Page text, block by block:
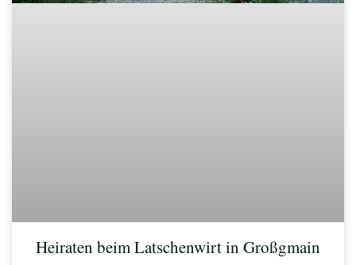
Heiraten beim Latschenwirt in Großgmain